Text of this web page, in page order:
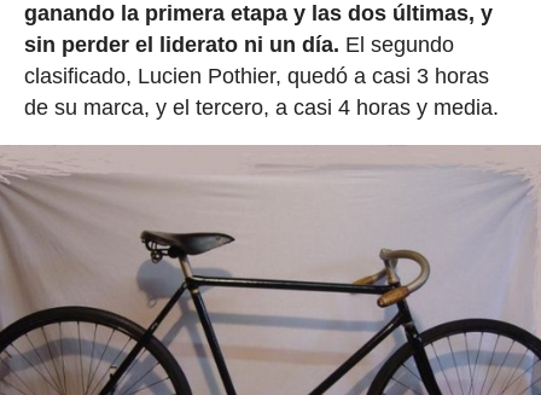
ganando la primera etapa y las dos últimas, y
sin perder el liderato ni un día. El segundo
clasificado, Lucien Pothier, quedó a casi 3 horas
de su marca, y el tercero, a casi 4 horas y media.